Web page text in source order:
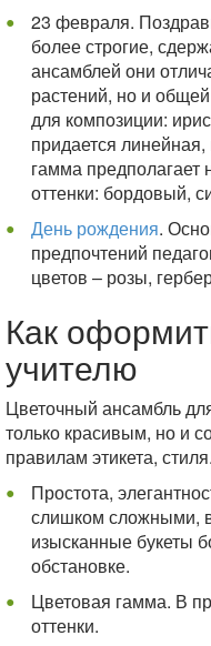
23 февраля.
более строгие,
ансамблей они
растений, но и
для композиции:
придается
гамма
оттенки: бордовый,
День рождения.
предпочтений
цветов – розы,
Как
учителю
Цветочный ансамбль
только красивым, но и
правилам этикета,
Простота,
слишком сложными,
изысканные букеты
обстановке.
Цветовая гамма. В
оттенки.